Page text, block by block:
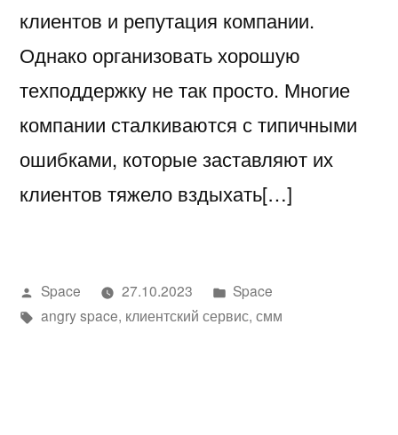
клиентов и репутация компании.
Однако организовать хорошую
техподдержку не так просто. Многие
компании сталкиваются с типичными
ошибками, которые заставляют их
клиентов тяжело вздыхать[…]
Написано
автором
Space 27.10.2023
Написано
в
Space
Метки:
angry space, клиентский сервис, смм